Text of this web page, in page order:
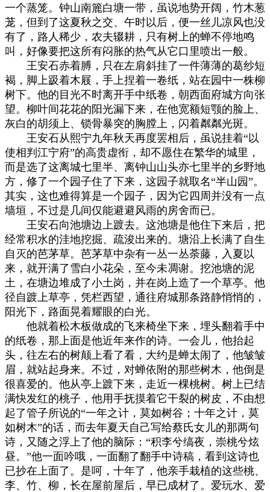
一个蒸笼。钟山南簏白塘一带，虽说地势开阔，竹木葱
茏，但到了这夏秋之交、午时以后，便一丝儿凉风也没
有了，路人稀少，农夫辍耕，只有树上的蝉不停地鸣
叫，好像要把这所有闷胀的热气从它口里喷出一般。
王安石赤着膊，只在左肩斜挂了一件薄薄的葛纱短
褐，脚上趿着木屐，手上捏着一卷纸，站在园中一株柳
树下。他的目光不时离开手中纸卷，朝西面府城方向张
望。柳叶间花花的阳光漏下来，在他宽额短颚的脸上、
灰白的胡须上、锁骨暴突的胸膛上，闪着粼粼光斑。
王安石从熙宁九年秋天再度罢相后，虽说挂着“以
使相判江宁府”的高贵虚衔，却不愿住在繁华的城里，
而是选了这离城七里半、离钟山山头亦七里半的乡野地
方，修了一个园子住了下来，这园子就取名“半山园”。
其实，这也难得算是一个园子，因为它四周并没有一点
墙垣，不过是几间仅能避避风雨的房舍而已。
王安石向池塘边上踱去。这池塘是他住下来后，把
经常积水的洼地挖掘、疏浚出来的。塘沿上长满了自生
自灭的芭茅草。芭茅草中杂有一丛一丛荼藤，入夏以
来，就开满了雪白小花朵，至今未凋谢。挖池塘的泥
土，在塘边堆成了小土岗，并在岗上造了一个草亭。他
径自踱上草亭，凭栏西望，通往府城那条路静悄悄的，
阳光下，路面晃着耀眼的白光。
他就着松木板做成的飞来椅坐下来，埋头翻着手中
的纸卷，那上面是他近年来作的诗。一会儿，他抬起
头，往左右的树颠上看了看，大约是蝉太闹了，他皱皱
眉，就站起身来。不过，对蝉依附的那些树木，他倒是
很喜爱的。他从亭上踱下来，走近一棵桃树。树上已结
满快发红的桃子，他用手抚摸着它干裂的树皮，不由想
起了管子所说的“一年之计，莫如树谷；十年之计，莫
如树木”的话，而去年夏天自己写给蔡氏女儿的那两句
诗，又随之浮上了他的脑际：“积李兮缟夜，崇桃兮炫
昼。”他一面吟哦，一面翻了翻手中诗稿，看到这诗也
已抄在上面了。是呵，十年了，他亲手栽植的这些桃、
李、竹、柳，长在屋前屋后，早已成材了。爱玩水、爱